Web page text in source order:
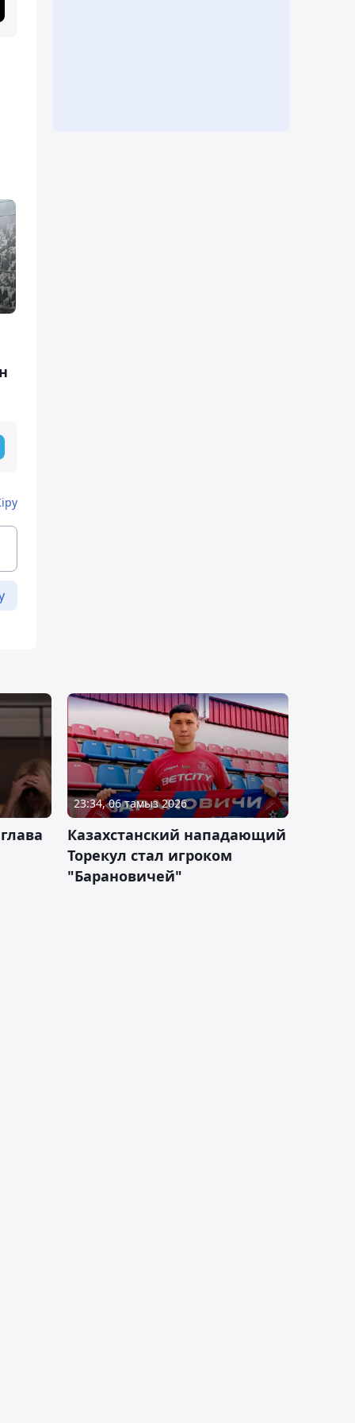
23:34, 06 тамыз 2026
Казахстанский нападающий
Торекул стал игроком
"Барановичей"